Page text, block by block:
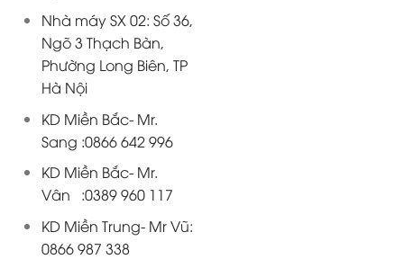
Nhà máy SX 02: Số 36,
Ngõ 3 Thạch Bàn,
Phường Long Biên, TP
Hà Nội
KD Miền Bắc- Mr.
Sang :0866 642 996
KD Miền Bắc- Mr.
Vân :0389 960 117
KD Miền Trung- Mr Vũ:
0866 987 338